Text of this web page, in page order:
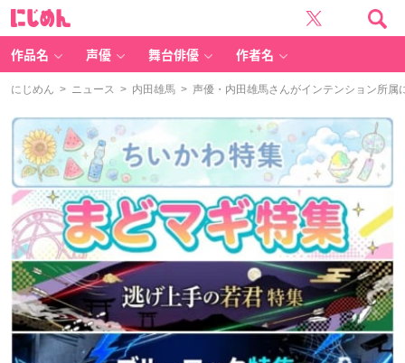
作品名 声優 舞台俳優 作者名
にじめん > ニュース > 内田雄馬 > 声優・内田雄馬さんがインテンション所属